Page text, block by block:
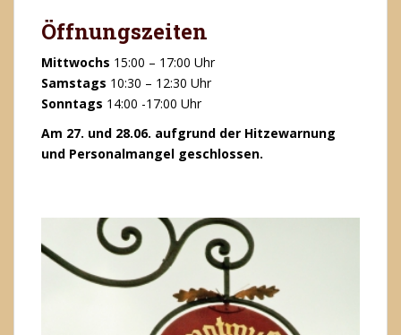
Öffnungszeiten
Mittwochs 15:00 – 17:00 Uhr
Samstags 10:30 – 12:30 Uhr
Sonntags 14:00 -17:00 Uhr
Am 27. und 28.06. aufgrund der Hitzewarnung
und Personalmangel geschlossen.